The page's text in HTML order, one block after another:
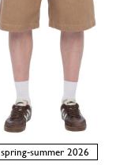
spring-summer 2026